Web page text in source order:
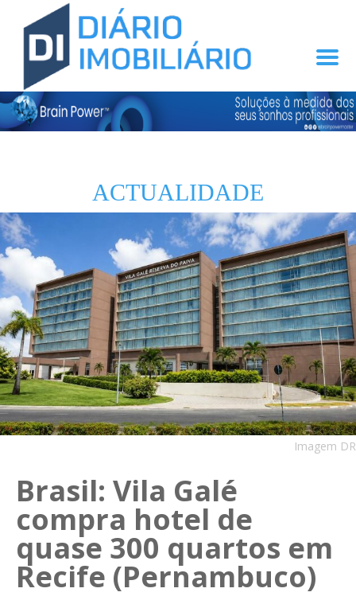
ACTUALIDADE
Imagem DR
Brasil: Vila Galé
compra hotel de
quase 300 quartos em
Recife (Pernambuco)